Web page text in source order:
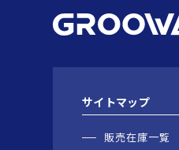
サイトマップ
販売在庫一覧